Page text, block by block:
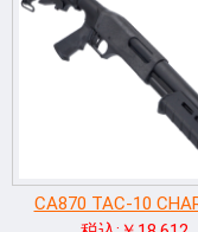
CA870 TAC-10